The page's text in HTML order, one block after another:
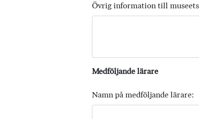
Övrig information till museets
Medföljande lärare
Namn på medföljande lärare: